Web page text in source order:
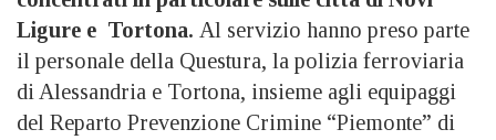
Ligure e Tortona. Al servizio hanno preso parte
il personale della Questura, la polizia ferroviaria
di Alessandria e Tortona, insieme agli equipaggi
del Reparto Prevenzione Crimine “Piemonte” di